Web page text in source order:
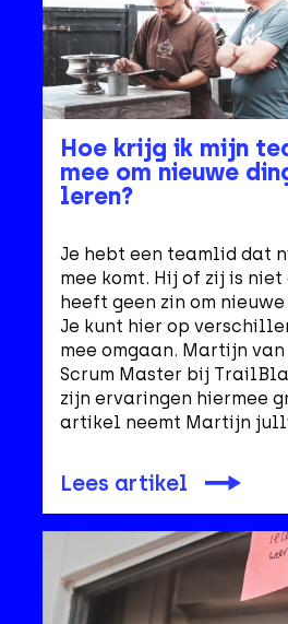
Hoe krijg ik mijn
mee om nieuwe
leren?
Je hebt een teamlid dat
mee komt. Hij of zij is
heeft geen zin om
Je kunt hier op
mee omgaan. Martijn van
Scrum Master bij
zijn ervaringen hiermee
artikel neemt Martijn
Lees artikel